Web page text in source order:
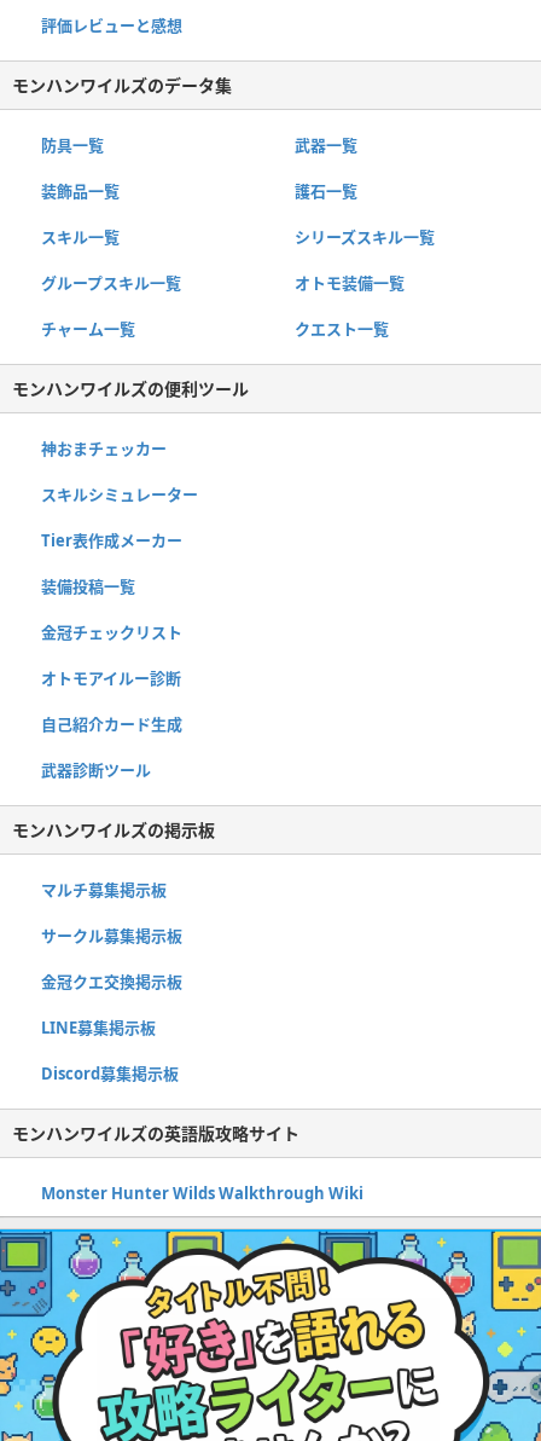
評価レビューと感想
モンハンワイルズのデータ集
防具一覧 武器一覧
装飾品一覧 護石一覧
スキル一覧 シリーズスキル一覧
グループスキル一覧 オトモ装備一覧
チャーム一覧 クエスト一覧
モンハンワイルズの便利ツール
神おまチェッカー
スキルシミュレーター
Tier表作成メーカー
装備投稿一覧
金冠チェックリスト
オトモアイルー診断
自己紹介カード生成
武器診断ツール
モンハンワイルズの掲示板
マルチ募集掲示板
サークル募集掲示板
金冠クエ交換掲示板
LINE募集掲示板
Discord募集掲示板
モンハンワイルズの英語版攻略サイト
Monster Hunter Wilds Walkthrough Wiki